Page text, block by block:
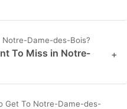
Dame-des-Bois?
To Miss in Notre-
+
Get To Notre-Dame-des-